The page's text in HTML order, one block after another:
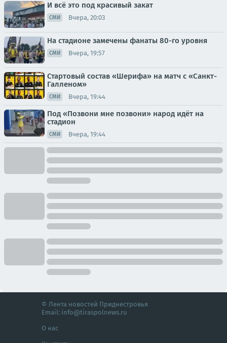
И всё это под красивый закат
СМИ Вчера, 20:03
На стадионе замечены фанаты 80-го уровня
СМИ Вчера, 19:57
Стартовый состав «Шерифа» на матч с «Санкт-
Галленом»
СМИ Вчера, 19:44
Под «Позвони мне позвони» народ идёт на
стадион
СМИ Вчера, 19:44
© Лента новостей Приднестровья
Email: info@tiraspolnews.ru
О нас